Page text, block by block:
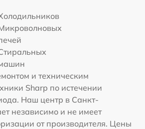
и техническим
Sharp по истечении
Наш центр в Санкт-
независимо и не имеет
от производителя. Цены